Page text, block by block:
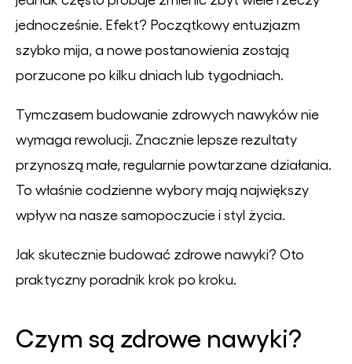
jednocześnie. Efekt? Początkowy entuzjazm
szybko mija, a nowe postanowienia zostają
porzucone po kilku dniach lub tygodniach.
Tymczasem budowanie zdrowych nawyków nie
wymaga rewolucji. Znacznie lepsze rezultaty
przynoszą małe, regularnie powtarzane działania.
To właśnie codzienne wybory mają największy
wpływ na nasze samopoczucie i styl życia.
Jak skutecznie budować zdrowe nawyki? Oto
praktyczny poradnik krok po kroku.
Czym są zdrowe nawyki?